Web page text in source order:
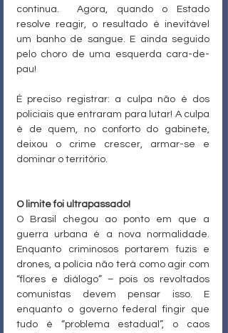
continua.  Agora, quando o Estado
resolve reagir, o resultado é inevitável
um banho de sangue. E ainda seguido
pelo choro de uma esquerda cara-de-
pau!
É preciso registrar: a culpa não é dos
policiais que entraram para lutar! A culpa
é de quem, no conforto do gabinete,
deixou o crime crescer, armar-se e
dominar o território.
O limite foi ultrapassado!
O Brasil chegou ao ponto em que a
guerra urbana é a nova normalidade.
Enquanto criminosos portarem fuzis e
drones, a polícia não terá como agir com
“flores e diálogo” – pois os revoltados
comunistas devem pensar isso. E
enquanto o governo federal fingir que
tudo é “problema estadual”, o caos